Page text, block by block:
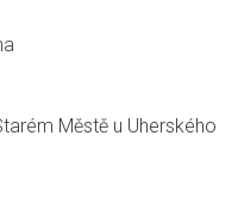
Městě u Uherského